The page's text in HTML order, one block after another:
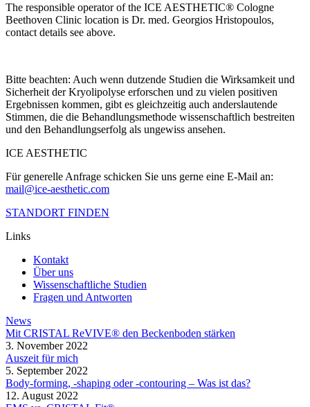
The responsible operator of the ICE AESTHETIC® Cologne
Beethoven Clinic location is Dr. med. Georgios Hristopoulos,
contact details see above.
Bitte beachten: Auch wenn dutzende Studien die Wirksamkeit und
Sicherheit der Kryolipolyse erforschen und zu vielen positiven
Ergebnissen kommen, gibt es gleichzeitig auch anderslautende
Stimmen, die die Behandlungsmethode wissenschaftlich bestreiten
und den Behandlungserfolg als ungewiss ansehen.
ICE AESTHETIC
Für generelle Anfrage schicken Sie uns gerne eine E-Mail an:
mail@ice-aesthetic.com
STANDORT FINDEN
Links
Kontakt
Über uns
Wissenschaftliche Studien
Fragen und Antworten
News
Mit CRISTAL ReVIVE® den Beckenboden stärken
3. November 2022
Auszeit für mich
5. September 2022
Body-forming, -shaping oder -contouring – Was ist das?
12. August 2022